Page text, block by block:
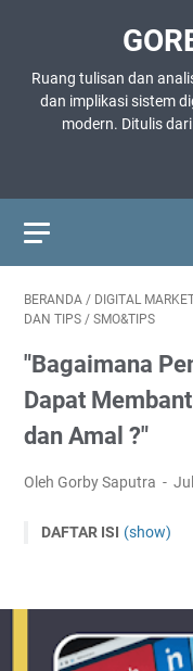
Ruang tulisan dan
dan implikasi sistem
modern. Ditulis
BERANDA / DIGITAL
DAN TIPS / SMO&TIPS
"Bagaimana
Dapat
dan Amal ?"
Oleh Gorby Saputra
DAFTAR ISI (show)
Mengapa